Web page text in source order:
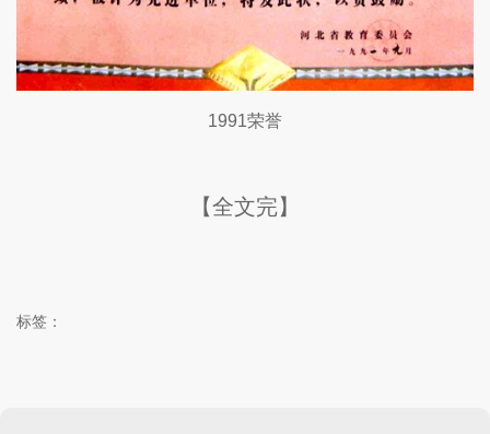
1991荣誉
【全文完】
标签：